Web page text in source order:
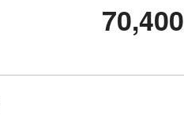
70,400